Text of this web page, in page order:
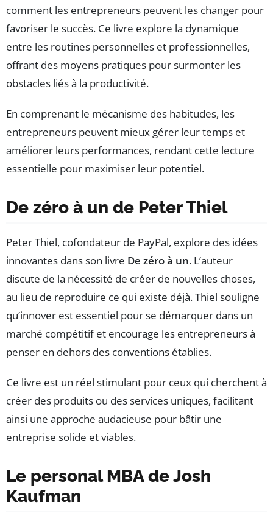
comment les entrepreneurs peuvent les changer pour
favoriser le succès. Ce livre explore la dynamique
entre les routines personnelles et professionnelles,
offrant des moyens pratiques pour surmonter les
obstacles liés à la productivité.
En comprenant le mécanisme des habitudes, les
entrepreneurs peuvent mieux gérer leur temps et
améliorer leurs performances, rendant cette lecture
essentielle pour maximiser leur potentiel.
De zéro à un de Peter Thiel
Peter Thiel, cofondateur de PayPal, explore des idées
innovantes dans son livre De zéro à un. L’auteur
discute de la nécessité de créer de nouvelles choses,
au lieu de reproduire ce qui existe déjà. Thiel souligne
qu’innover est essentiel pour se démarquer dans un
marché compétitif et encourage les entrepreneurs à
penser en dehors des conventions établies.
Ce livre est un réel stimulant pour ceux qui cherchent à
créer des produits ou des services uniques, facilitant
ainsi une approche audacieuse pour bâtir une
entreprise solide et viables.
Le personal MBA de Josh
Kaufman